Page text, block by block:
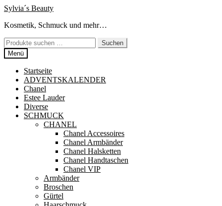
Zur
springen
Zum
springen
Sylvia´s Beauty
Kosmetik, Schmuck und mehr…
Suchen
nach:
Suchen
Menü
Startseite
ADVENTSKALENDER
Chanel
Estee Lauder
Diverse
SCHMUCK
CHANEL
Chanel Accessoires
Chanel Armbänder
Chanel Halsketten
Chanel Handtaschen
Chanel VIP
Armbänder
Broschen
Gürtel